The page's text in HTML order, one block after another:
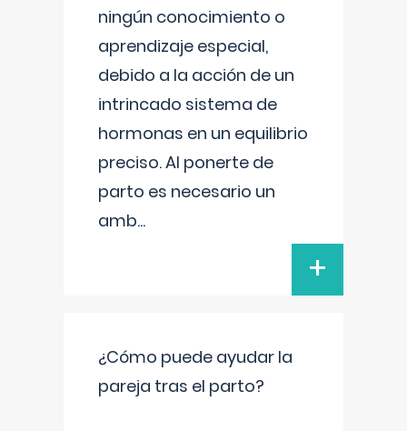
ningún conocimiento o
aprendizaje especial,
debido a la acción de un
intrincado sistema de
hormonas en un equilibrio
preciso. Al ponerte de
parto es necesario un
amb...
+
¿Cómo puede ayudar la
pareja tras el parto?